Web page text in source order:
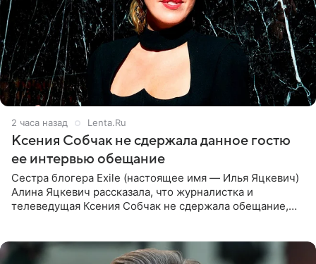
2 часа назад Lenta.Ru
Ксения Собчак не сдержала данное гостю
ее интервью обещание
Сестра блогера Exile (настоящее имя — Илья Яцкевич)
Алина Яцкевич рассказала, что журналистка и
телеведущая Ксения Собчак не сдержала обещание,